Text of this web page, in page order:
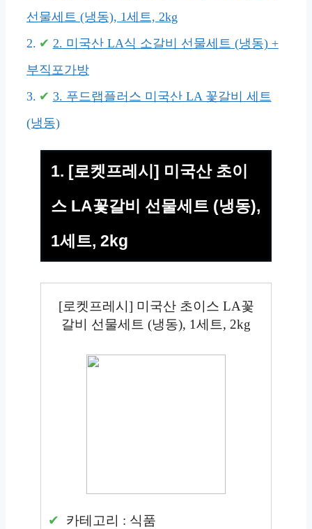
선물세트 (냉동), 1세트, 2kg
2. 미국산 LA식 소갈비 선물세트 (냉동) +
부직포가방
3. 푸드랩플러스 미국산 LA 꽃갈비 세트
(냉동)
1. [로켓프레시] 미국산 초이
스 LA꽃갈비 선물세트 (냉동),
1세트, 2kg
[로켓프레시] 미국산 초이스 LA꽃
갈비 선물세트 (냉동), 1세트, 2kg
카테고리 : 식품